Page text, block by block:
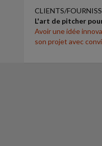
CLIENTS/
L'art de pitcher
Avoir une idée
son projet avec